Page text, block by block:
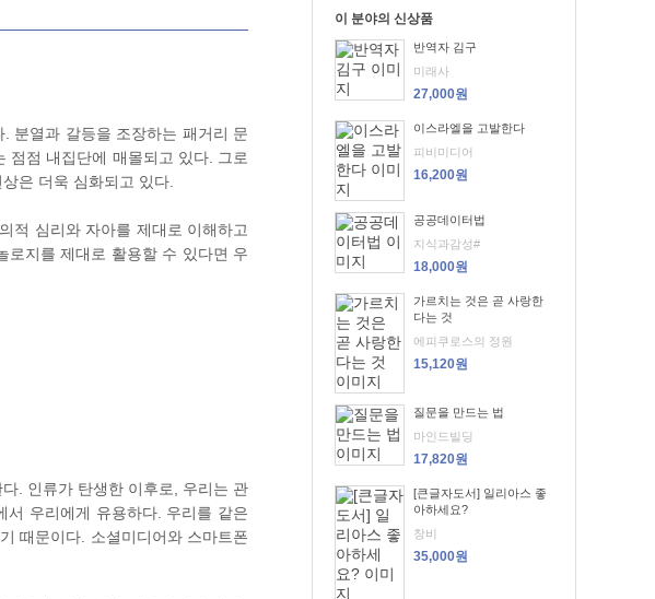
분열과 갈등을 조장하는 패거리 문
점점 내집단에 매몰되고 있다. 그로
은 더욱 심화되고 있다.
적 심리와 자아를 제대로 이해하고
로지를 제대로 활용할 수 있다면 우
. 인류가 탄생한 이후로, 우리는 관
우리에게 유용하다. 우리를 같은
때문이다. 소셜미디어와 스마트폰
이 분야의 신상품
반역자 김구
미래사
27,000원
이스라엘을 고발한다
피비미디어
16,200원
공공데이터법
지식과감성#
18,000원
가르치는 것은 곧 사랑한
다는 것
에피쿠로스의 정원
15,120원
질문을 만드는 법
마인드빌딩
17,820원
[큰글자도서] 일리아스 좋
아하세요?
창비
35,000원